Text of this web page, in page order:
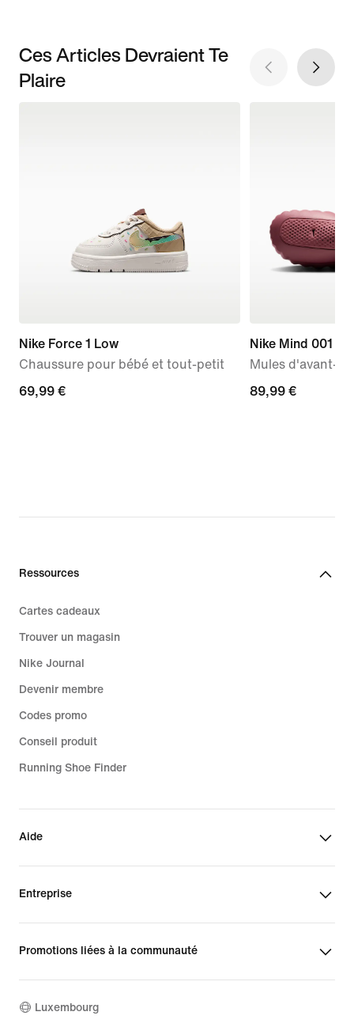
Ces Articles Devraient Te
Plaire
Nike Force 1 Low
Chaussure pour bébé et tout-petit
69,99 €
69,99 €
Nike Mind 001
Mules d'avant-
89,99 €
89,99 €
Ressources
Cartes cadeaux
Trouver un magasin
Nike Journal
Devenir membre
Codes promo
Conseil produit
Running Shoe Finder
Aide
Entreprise
Promotions liées à la communauté
Luxembourg